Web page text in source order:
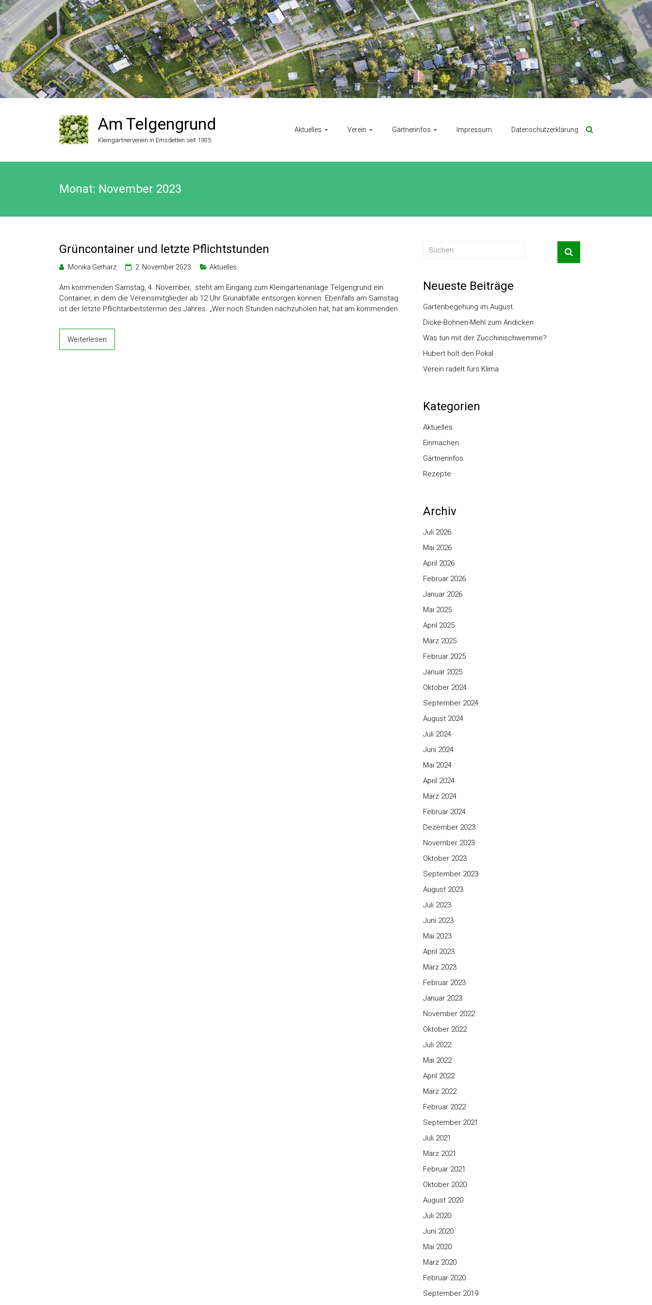
Zum
Inhalt
springen
Am Telgengrund
Kleingärtnerverein in Emsdetten seit 1935
Aktuelles Verein Gärtnerinfos Impressum Datenschutzerklärung
Monat: November 2023
Grüncontainer und letzte Pflichtstunden
Monika Gerharz 2. November 2023 Aktuelles
Am kommenden Samstag, 4. November, steht am Eingang zum Kleingartenanlage Telgengrund ein
Container, in dem die Vereinsmitglieder ab 12 Uhr Grünabfälle entsorgen können. Ebenfalls am Samstag
ist der letzte Pflichtarbeitstermin des Jahres. „Wer noch Stunden nachzuholen hat, hat am kommenden
Weiterlesen
Neueste Beiträge
Gartenbegehung im August
Dicke-Bohnen-Mehl zum Andicken
Was tun mit der Zucchinischwemme?
Hubert holt den Pokal
Verein radelt fürs Klima
Kategorien
Aktuelles
Einmachen
Gärtnerinfos
Rezepte
Archiv
Juli 2026
Mai 2026
April 2026
Februar 2026
Januar 2026
Mai 2025
April 2025
März 2025
Februar 2025
Januar 2025
Oktober 2024
September 2024
August 2024
Juli 2024
Juni 2024
Mai 2024
April 2024
März 2024
Februar 2024
Dezember 2023
November 2023
Oktober 2023
September 2023
August 2023
Juli 2023
Juni 2023
Mai 2023
April 2023
März 2023
Februar 2023
Januar 2023
November 2022
Oktober 2022
Juli 2022
Mai 2022
April 2022
März 2022
Februar 2022
September 2021
Juli 2021
März 2021
Februar 2021
Oktober 2020
August 2020
Juli 2020
Juni 2020
Mai 2020
März 2020
Februar 2020
September 2019